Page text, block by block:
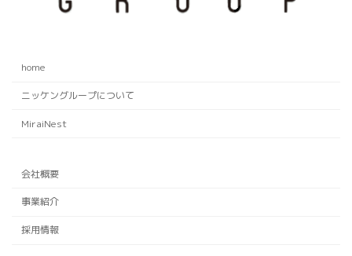
home
ニッケングループについて
MiraiNest
会社概要
事業紹介
採用情報